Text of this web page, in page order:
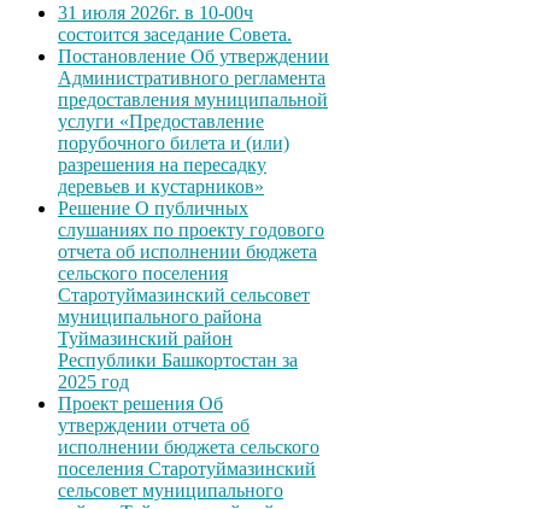
31 июля 2026г. в 10-00ч
состоится заседание Совета.
Постановление Об утверждении
Административного регламента
предоставления муниципальной
услуги «Предоставление
порубочного билета и (или)
разрешения на пересадку
деревьев и кустарников»
Решение О публичных
слушаниях по проекту годового
отчета об исполнении бюджета
сельского поселения
Старотуймазинский сельсовет
муниципального района
Туймазинский район
Республики Башкортостан за
2025 год
Проект решения Об
утверждении отчета об
исполнении бюджета сельского
поселения Старотуймазинский
сельсовет муниципального